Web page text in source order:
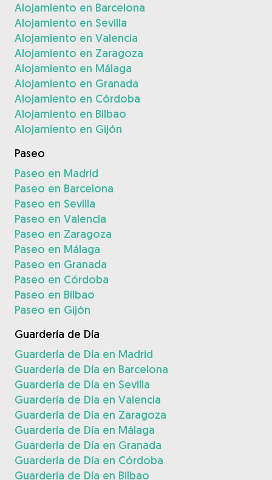
Alojamiento en Barcelona
Alojamiento en Sevilla
Alojamiento en Valencia
Alojamiento en Zaragoza
Alojamiento en Málaga
Alojamiento en Granada
Alojamiento en Córdoba
Alojamiento en Bilbao
Alojamiento en Gijón
Paseo
Paseo en Madrid
Paseo en Barcelona
Paseo en Sevilla
Paseo en Valencia
Paseo en Zaragoza
Paseo en Málaga
Paseo en Granada
Paseo en Córdoba
Paseo en Bilbao
Paseo en Gijón
Guardería de Día
Guardería de Día en Madrid
Guardería de Día en Barcelona
Guardería de Día en Sevilla
Guardería de Día en Valencia
Guardería de Día en Zaragoza
Guardería de Día en Málaga
Guardería de Día en Granada
Guardería de Día en Córdoba
Guardería de Día en Bilbao